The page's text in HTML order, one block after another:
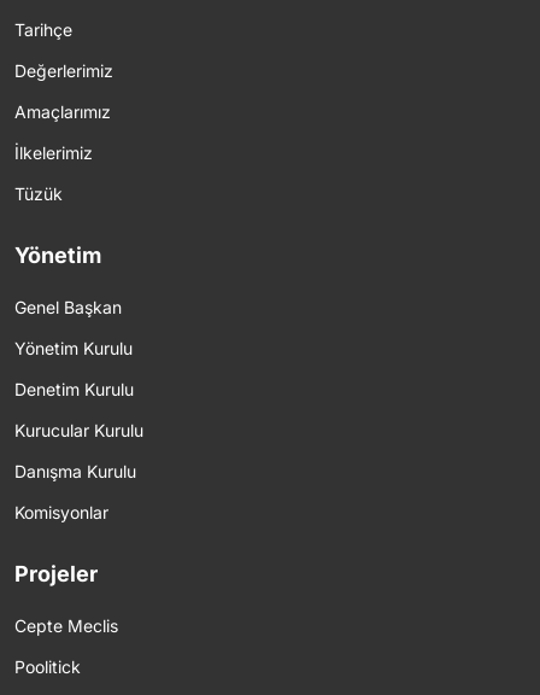
Tarihçe
Değerlerimiz
Amaçlarımız
İlkelerimiz
Tüzük
Yönetim
Genel Başkan
Yönetim Kurulu
Denetim Kurulu
Kurucular Kurulu
Danışma Kurulu
Komisyonlar
Projeler
Cepte Meclis
Poolitick